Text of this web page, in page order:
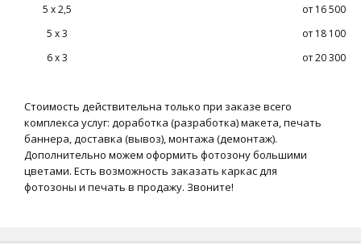
5 х 2,5
от 16 500
5 х 3
от 18 100
6 х 3
от 20 300
Стоимость действительна только при заказе всего
комплекса услуг: доработка (разработка) макета, печать
баннера, доставка (вывоз), монтажа (демонтаж).
Дополнительно можем оформить фотозону большими
цветами. Есть возможность заказать каркас для
фотозоны и печать в продажу. Звоните!